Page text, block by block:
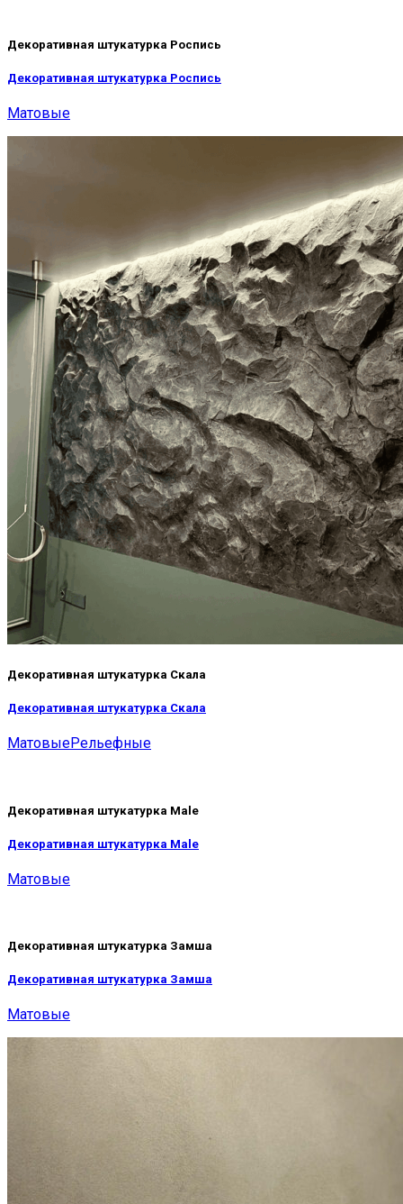
Декоративная штукатурка Роспись
Декоративная штукатурка Роспись
Матовые
Декоративная штукатурка Скала
Декоративная штукатурка Скала
МатовыеРельефные
Декоративная штукатурка Male
Декоративная штукатурка Male
Матовые
Декоративная штукатурка Замша
Декоративная штукатурка Замша
Матовые